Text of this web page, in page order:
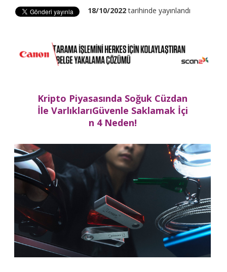
18/10/2022tarihinde yayınlandı
Kripto Piyasasında Soğuk Cüzdan
İle VarlıklarıGüvenle Saklamak İçi
n 4 Neden!